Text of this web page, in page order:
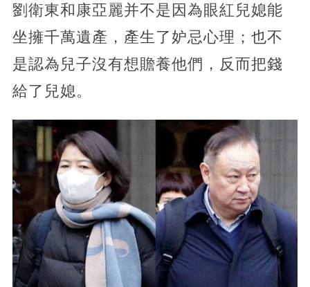
劉衛東和康亞麗并不是因為眼紅兒媳能
坐擁千萬遺產，產生了妒忌心理；也不
是認為兒子沒有想贍養他們，反而把錢
給了兒媳。